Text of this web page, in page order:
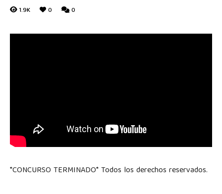
1.9K 0 0
*CONCURSO TERMINADO* Todos los derechos reservados.